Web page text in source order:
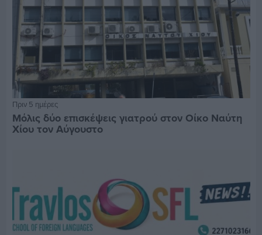
Πριν 5 ημέρες
Μόλις δύο επισκέψεις γιατρού στον Οίκο Ναύτη
Χίου τον Αύγουστο